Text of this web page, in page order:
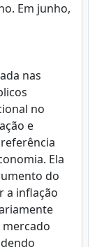
Em junho,
nas
no
e
Ela
do
a inflação